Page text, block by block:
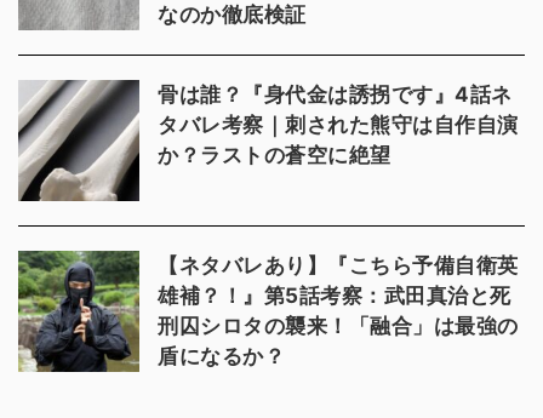
なのか徹底検証
骨は誰？『身代金は誘拐です』4話ネ
タバレ考察｜刺された熊守は自作自演
か？ラストの蒼空に絶望
【ネタバレあり】『こちら予備自衛英
雄補？！』第5話考察：武田真治と死
刑囚シロタの襲来！「融合」は最強の
盾になるか？